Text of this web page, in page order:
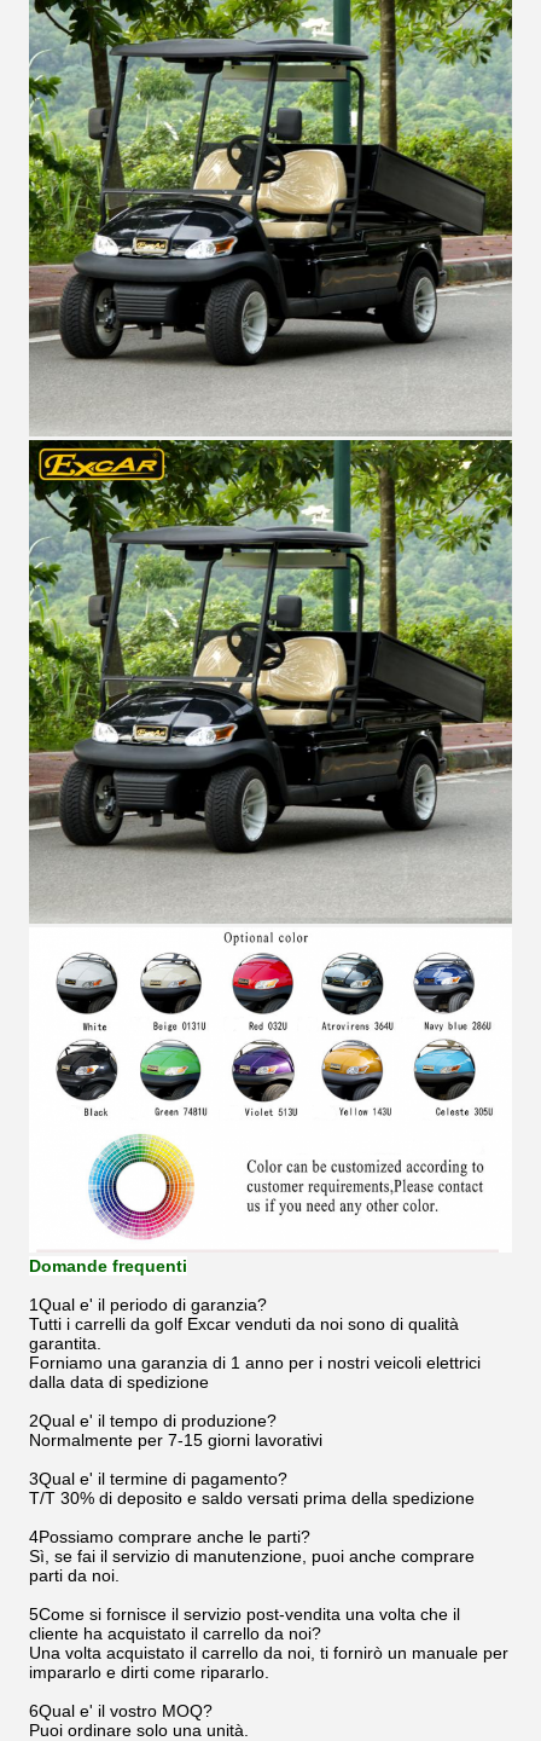
Domande frequenti
1Qual e' il periodo di garanzia?
Tutti i carrelli da golf Excar venduti da noi sono di qualità
garantita.
Forniamo una garanzia di 1 anno per i nostri veicoli elettrici
dalla data di spedizione
2Qual e' il tempo di produzione?
Normalmente per 7-15 giorni lavorativi
3Qual e' il termine di pagamento?
T/T 30% di deposito e saldo versati prima della spedizione
4Possiamo comprare anche le parti?
Sì, se fai il servizio di manutenzione, puoi anche comprare
parti da noi.
5Come si fornisce il servizio post-vendita una volta che il
cliente ha acquistato il carrello da noi?
Una volta acquistato il carrello da noi, ti fornirò un manuale per
impararlo e dirti come ripararlo.
6Qual e' il vostro MOQ?
Puoi ordinare solo una unità.